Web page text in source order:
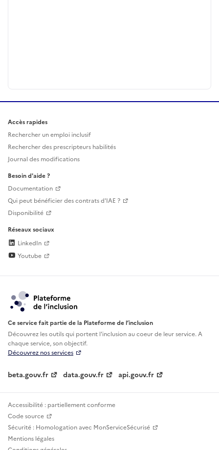
Accès rapides
Rechercher un emploi inclusif
Rechercher des prescripteurs habilités
Journal des modifications
Besoin d'aide ?
Documentation
Qui peut bénéficier des contrats d'IAE ?
Disponibilité
Réseaux sociaux
LinkedIn
Youtube
Ce service fait partie de la Plateforme de l’inclusion
Découvrez les outils qui portent l'inclusion aucoeur de leur service. A
chaque service, son objectif.
Découvrez nos services
beta.gouv.fr data.gouv.fr api.gouv.fr
Accessibilité : partiellement conforme
Code source
Sécurité : Homologation avec MonServiceSécurisé
Mentions légales